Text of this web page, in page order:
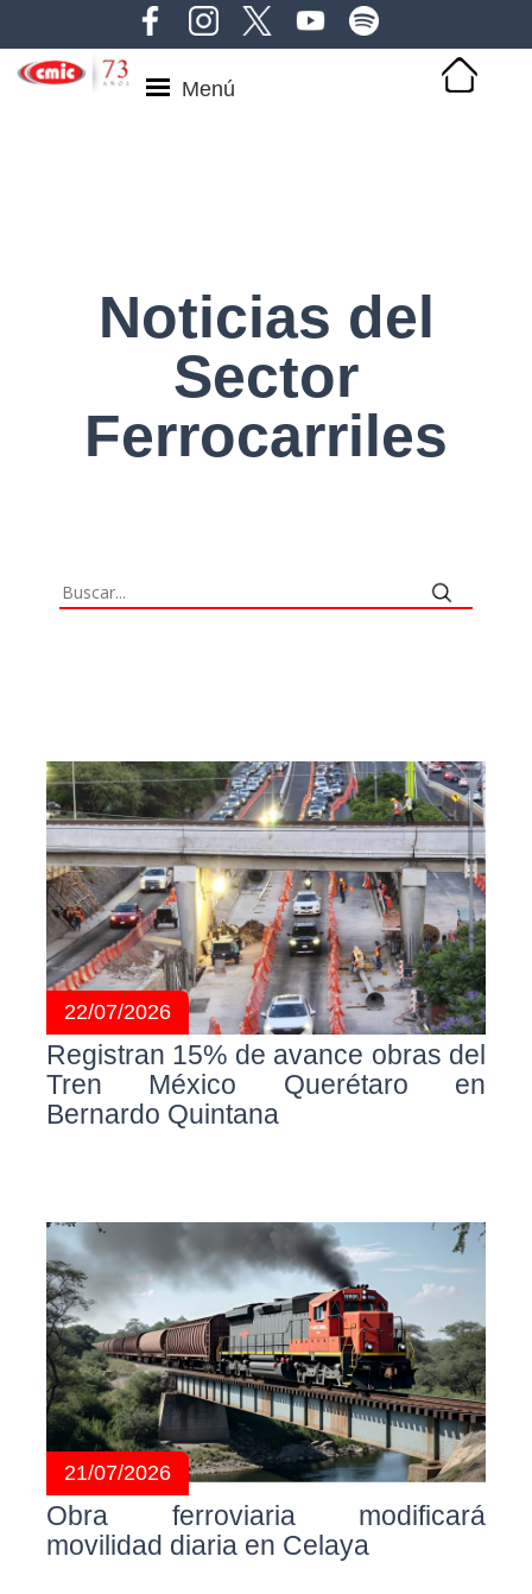
Menú
Noticias del
Sector
Ferrocarriles
22/07/2026
Registran 15% de avance obras del
Tren México Querétaro en
Bernardo Quintana
21/07/2026
Obra ferroviaria modificará
movilidad diaria en Celaya